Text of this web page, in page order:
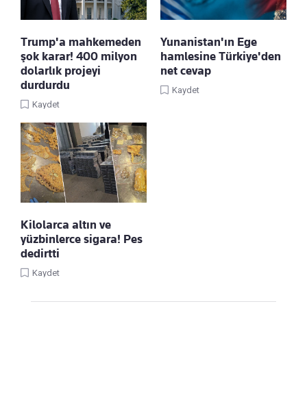
Trump'a mahkemeden
şok karar! 400 milyon
dolarlık projeyi
durdurdu
Kaydet
Yunanistan'ın Ege
hamlesine Türkiye'den
net cevap
Kaydet
Kilolarca altın ve
yüzbinlerce sigara! Pes
dedirtti
Kaydet